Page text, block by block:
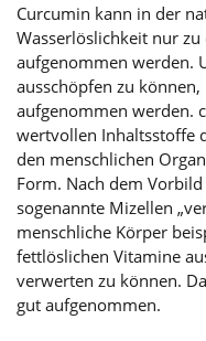
Curcumin kann in der
Wasserlöslichkeit nur
aufgenommen werden.
ausschöpfen zu
aufgenommen werden.
wertvollen Inhaltsstoffe
den menschlichen
Form. Nach dem
sogenannte Mizellen
menschliche Körper
fettlöslichen Vitamine
verwerten zu können.
gut aufgenommen.